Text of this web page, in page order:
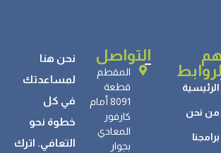
الرئيسية
من نحن
برامجنا
التواصل
المقطم
قطعة
8091 أمام
كارفور
المعادي
بجوار
نحن هنا
لمساعدتك
في كل
خطوة نحو
التعافي. اترك